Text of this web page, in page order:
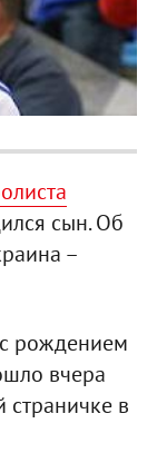
сын. Об
–
рождением
вчера
страничке в